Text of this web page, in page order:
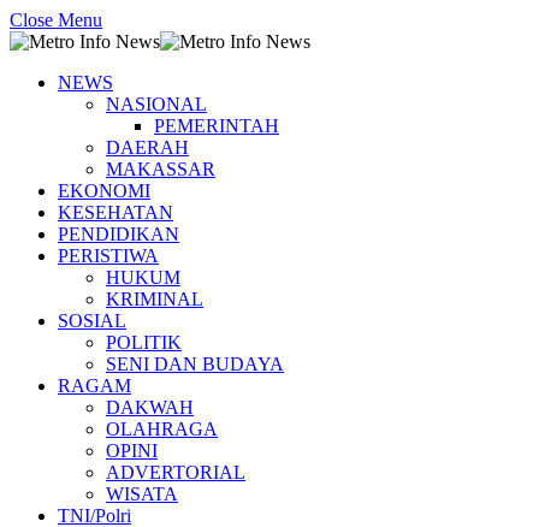
Close Menu
NEWS
NASIONAL
PEMERINTAH
DAERAH
MAKASSAR
EKONOMI
KESEHATAN
PENDIDIKAN
PERISTIWA
HUKUM
KRIMINAL
SOSIAL
POLITIK
SENI DAN BUDAYA
RAGAM
DAKWAH
OLAHRAGA
OPINI
ADVERTORIAL
WISATA
TNI/Polri